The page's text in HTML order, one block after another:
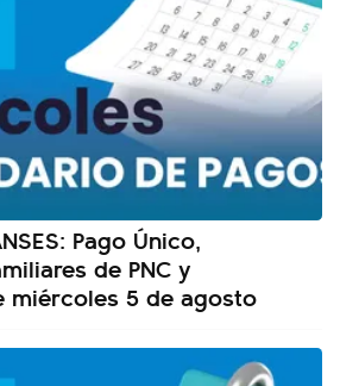
Pago Único,
de PNC y
miércoles 5 de agosto